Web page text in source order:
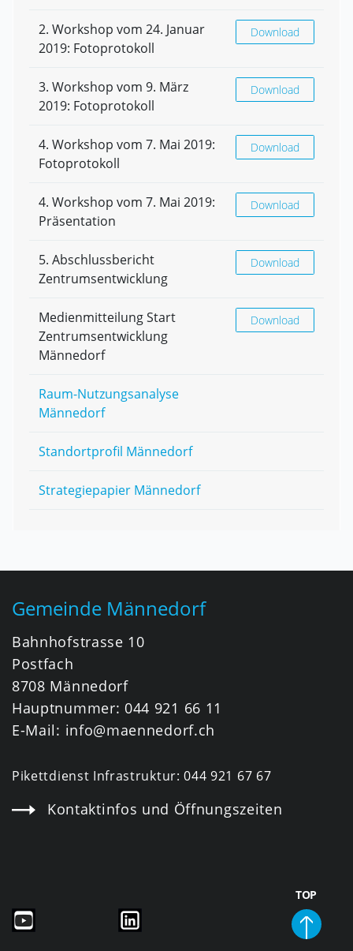
2. Workshop vom 24. Januar
2019: Fotoprotokoll
2. Workshop vom
Download
3. Workshop vom 9. März
2019: Fotoprotokoll
3. Workshop vom
Download
4. Workshop vom 7. Mai 2019:
Fotoprotokoll
4. Workshop vom
Download
4. Workshop vom 7. Mai 2019:
Präsentation
4. Workshop vom 7.
Download
5. Abschlussbericht
Zentrumsentwicklung
5. Abschlussbericht
Download
Medienmitteilung Start
Zentrumsentwicklung
Männedorf
Medienmitteilung
Download
Raum-Nutzungsanalyse
Männedorf
Standortprofil Männedorf
Strategiepapier Männedorf
Gemeinde Männedorf
Bahnhofstrasse 10
Postfach
8708 Männedorf
Hauptnummer: 044 921 66 11
E-Mail: info@maennedorf.ch
Pikettdienst Infrastruktur:044 921 67 67
Kontaktinfos und Öffnungszeiten
TOP